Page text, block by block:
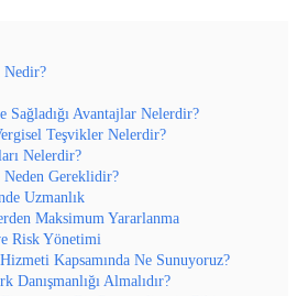
Nedir?
Sağladığı Avantajlar Nelerdir?
Teşvikler Nelerdir?
Nelerdir?
Neden Gereklidir?
Uzmanlık
Maksimum Yararlanma
Risk Yönetimi
Kapsamında Ne Sunuyoruz?
Danışmanlığı Almalıdır?